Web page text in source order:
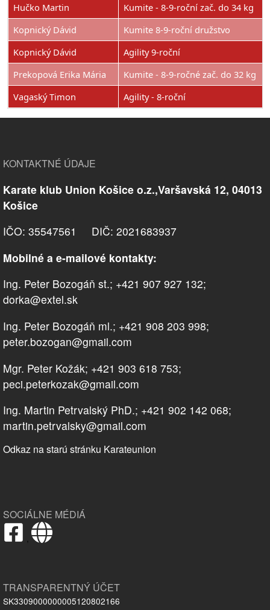
Hučko Martin
Kumite - 8-9-roční zač. do 34 kg
Kopnický Dávid
Kumite 8-9-roční družstvo
Kopnický Dávid
Agility 9-roční
Prekopová Erika Mária
Kumite - 8-9-ročné zač. do 32 kg
Vagaský Timon
Agility - 8-roční
KONTAKTNÉ ÚDAJE
Karate klub Union Košice o.z.,Varšavská 12, 04013
Košice
IČO: 35547561 DIČ: 2021683937
Mobilné a e-mailové kontakty:
Ing. Peter Bozogáň st.; +421 907 927 132;
dorka@extel.sk
Ing. Peter Bozogáň ml.; +421 908 203 998;
peter.bozogan@gmail.com
Mgr. Peter Kožák; +421 903 618 753;
peci.peterkozak@gmail.com
Ing. Martin Petrvalský PhD.; +421 902 142 068;
martin.petrvalsky@gmail.com
Odkaz na starú stránku Karateunion
SOCIÁLNE MÉDIÁ
,
TRANSPARENTNÝ ÚČET
SK3309000000005120802166